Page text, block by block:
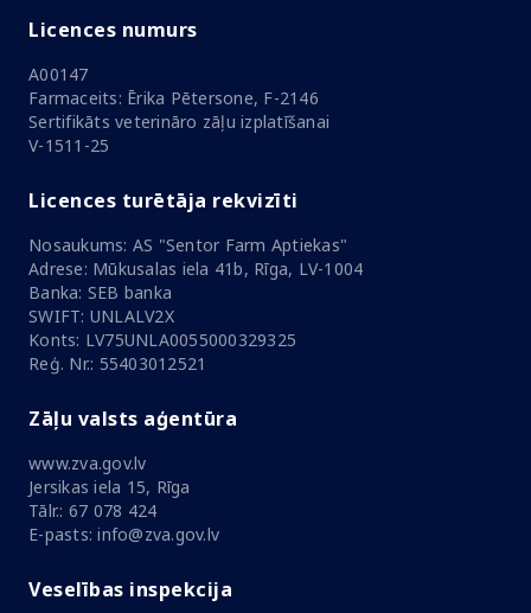
Licences numurs
A00147
Farmaceits: Ērika Pētersone, F-2146
Sertifikāts veterināro zāļu izplatīšanai
V-1511-25
Licences turētāja rekvizīti
Nosaukums: AS "Sentor Farm Aptiekas"
Adrese: Mūkusalas iela 41b, Rīga, LV-1004
Banka: SEB banka
SWIFT: UNLALV2X
Konts: LV75UNLA0055000329325
Reģ. Nr.: 55403012521
Zāļu valsts aģentūra
www.zva.gov.lv
Jersikas iela 15, Rīga
Tālr.: 67 078 424
E-pasts: info@zva.gov.lv
Veselības inspekcija